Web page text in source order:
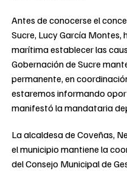
Antes de conocerse el
Sucre, Lucy García
marítima establecer las
Gobernación de Sucre
permanente, en
estaremos informando
manifestó la mandataria
La alcaldesa de Coveñas,
el municipio mantiene la
del Consejo Municipal de